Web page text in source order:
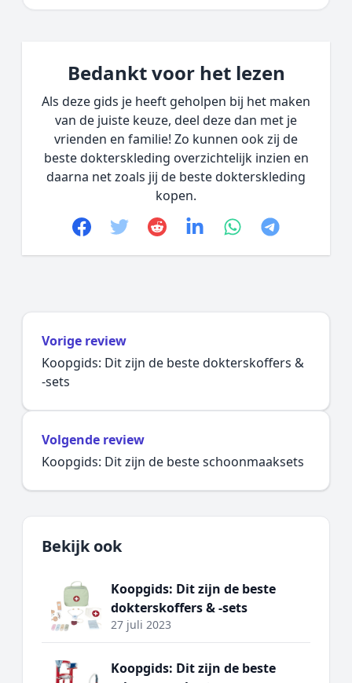
Bedankt voor het lezen
Als deze gids je heeft geholpen bij het maken
van de juiste keuze, deel deze dan met je
vrienden en familie! Zo kunnen ook zij de
beste dokterskleding overzichtelijk inzien en
daarna net zoals jij de beste dokterskleding
kopen.
Facebook
TwitterRedditlinkedinwhatsapp
telegram
Vorige review
Koopgids: Dit zijn de beste dokterskoffers &
-sets
Volgende review
Koopgids: Dit zijn de beste schoonmaaksets
Bekijk ook
Koopgids: Dit zijn de beste
dokterskoffers & -sets
27 juli 2023
Koopgids: Dit zijn de beste